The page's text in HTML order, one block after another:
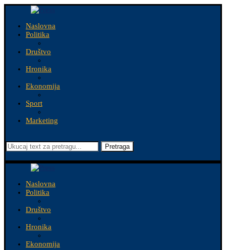
Naslovna
Politika
Društvo
Hronika
Ekonomija
Sport
Marketing
Pretraga
Naslovna
Politika
Društvo
Hronika
Ekonomija